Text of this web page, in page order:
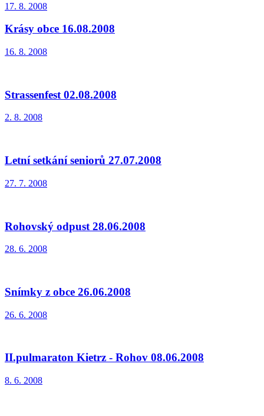
17. 8. 2008
Krásy obce 16.08.2008
16. 8. 2008
Strassenfest 02.08.2008
2. 8. 2008
Letní setkání seniorů 27.07.2008
27. 7. 2008
Rohovský odpust 28.06.2008
28. 6. 2008
Snímky z obce 26.06.2008
26. 6. 2008
II.pulmaraton Kietrz - Rohov 08.06.2008
8. 6. 2008